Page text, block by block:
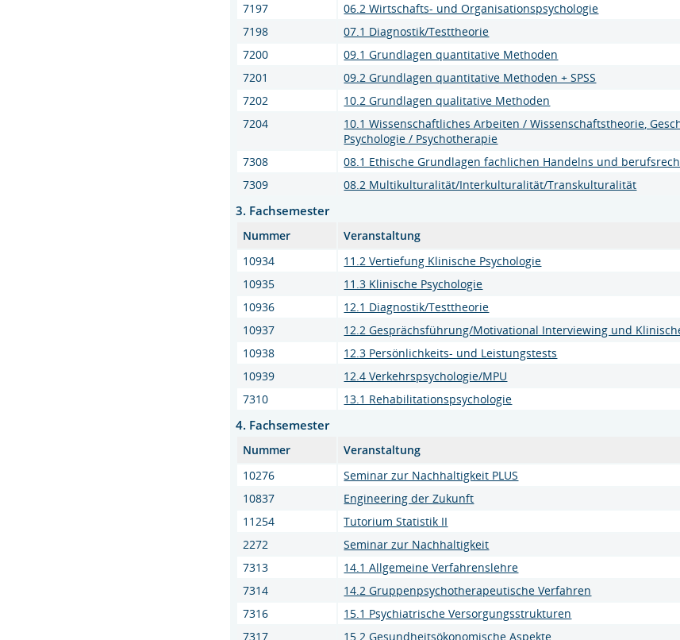
7197
06.2 Wirtschafts- und Organisationspsychologie
7198
07.1 Diagnostik/Testtheorie
7200
09.1 Grundlagen quantitative Methoden
7201
09.2 Grundlagen quantitative Methoden + SPSS
7202
10.2 Grundlagen qualitative Methoden
7204
10.1 Wissenschaftliches Arbeiten / Wissenschaftstheorie,
Psychologie / Psychotherapie
7308
08.1 Ethische Grundlagen fachlichen Handelns und
7309
08.2 Multikulturalität/Interkulturalität/Transkulturalität
3. Fachsemester
Nummer Veranstaltung
10934
11.2 Vertiefung Klinische Psychologie
10935
11.3 Klinische Psychologie
10936
12.1 Diagnostik/Testtheorie
10937
12.2 Gesprächsführung/Motivational Interviewing und
10938
12.3 Persönlichkeits- und Leistungstests
10939
12.4 Verkehrspsychologie/MPU
7310
13.1 Rehabilitationspsychologie
4. Fachsemester
Nummer Veranstaltung
10276
Seminar zur Nachhaltigkeit PLUS
10837
Engineering der Zukunft
11254
Tutorium Statistik II
2272
Seminar zur Nachhaltigkeit
7313
14.1 Allgemeine Verfahrenslehre
7314
14.2 Gruppenpsychotherapeutische Verfahren
7316
15.1 Psychiatrische Versorgungsstrukturen
7317
15.2 Gesundheitsökonomische Aspekte